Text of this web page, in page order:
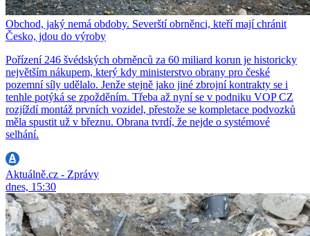
Obchod, jaký nemá obdoby. Severští obrněnci, kteří mají chránit
Česko, jdou do výroby
Pořízení 246 švédských obrněnců za 60 miliard korun je historicky
největším nákupem, který kdy ministerstvo obrany pro české
pozemní síly udělalo. Jenže stejně jako jiné zbrojní kontrakty se i
tenhle potýká se zpožděním. Třeba až nyní se v podniku VOP CZ
rozjíždí montáž prvních vozidel, přestože se kompletace podvozků
měla spustit už v březnu. Obrana tvrdí, že nejde o systémové
selhání.
Aktuálně.cz - Zprávy
dnes, 15:30